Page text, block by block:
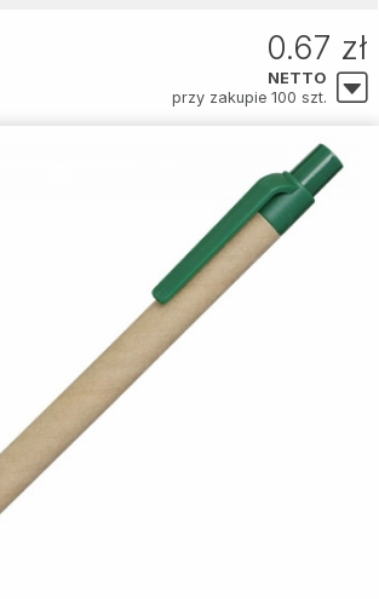
0.67 zł
NETTO
przy zakupie 100 szt.